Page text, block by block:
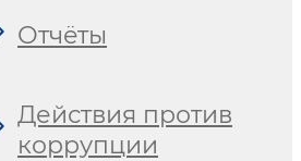
Отчёты
Действия против
коррупции